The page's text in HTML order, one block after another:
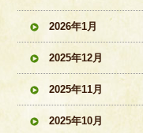
2026年1月
2025年12月
2025年11月
2025年10月